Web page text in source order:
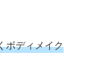
ボディメイク